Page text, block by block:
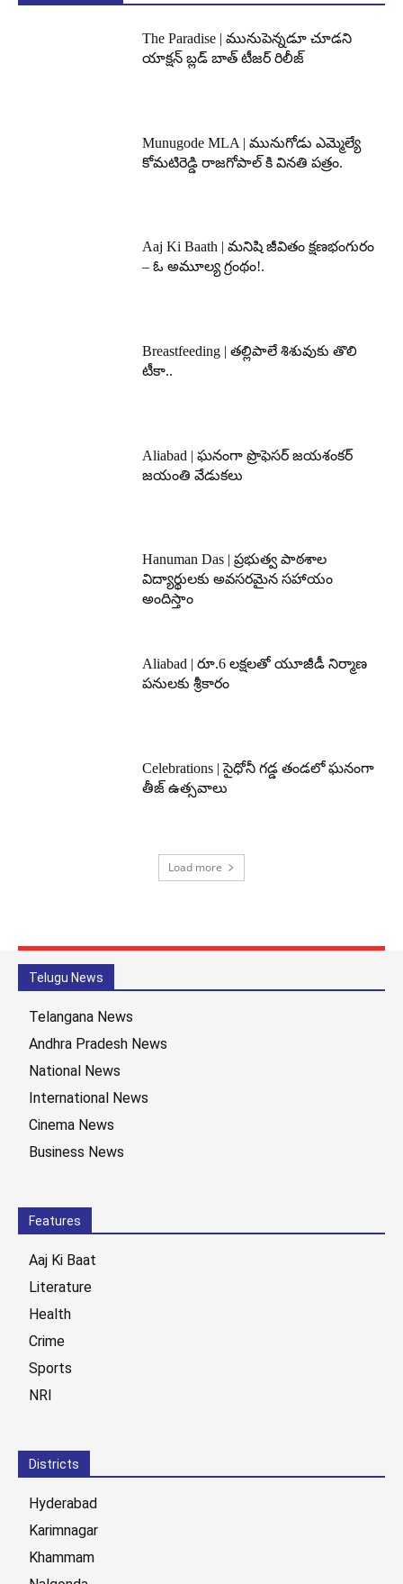
The Paradise | మునుపెన్నడూ చూడని
యాక్షన్ బ్లడ్ బాత్ టీజర్ రిలీజ్
Munugode MLA | మునుగోడు ఎమ్మెల్యే
కోమటిరెడ్డి రాజగోపాల్ కి వినతి పత్రం.
Aaj Ki Baath | మనిషి జీవితం క్షణభంగురం
– ఓ అమూల్య గ్రంథం!.
Breastfeeding | తల్లిపాలే శిశువుకు తొలి
టీకా..
Aliabad | ఘనంగా ప్రొఫెసర్ జయశంకర్
జయంతి వేడుకలు
Hanuman Das | ప్రభుత్వ పాఠశాల
విద్యార్థులకు అవసరమైన సహాయం
అందిస్తాం
Aliabad | రూ.6 లక్షలతో యూజీడీ నిర్మాణ
పనులకు శ్రీకారం
Celebrations | సైధోనీ గడ్డ తండలో ఘనంగా
తీజ్ ఉత్సవాలు
Load more
Telugu News
Telangana News
Andhra Pradesh News
National News
International News
Cinema News
Business News
Features
Aaj Ki Baat
Literature
Health
Crime
Sports
NRI
Districts
Hyderabad
Karimnagar
Khammam